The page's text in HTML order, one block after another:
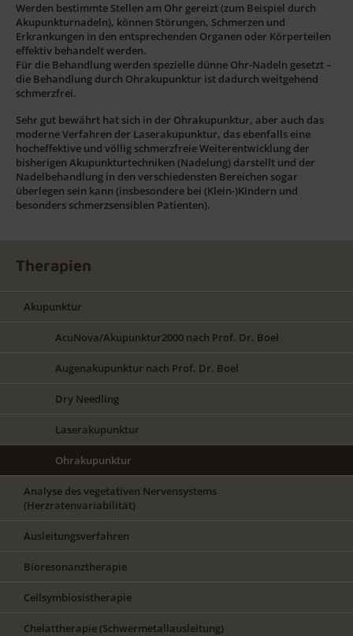
Therapien
Akupunktur
AcuNova/Akupunktur2000 nach Prof. Dr. Boel
Augenakupunktur nach Prof. Dr. Boel
Dry Needling
Laserakupunktur
Ohrakupunktur
Analyse des vegetativen Nervensystems
(Herzratenvariabilität)
Ausleitungsverfahren
Bioresonanztherapie
Cellsymbiosistherapie
Chelattherapie (Schwermetallausleitung)
Werden bestimmte Stellen am Ohr gereizt (zum Beispiel durch
Akupunkturnadeln), können Störungen, Schmerzen und
Erkrankungen in den entsprechenden Organen oder Körperteilen
effektiv behandelt werden.
Für die Behandlung werden spezielle dünne Ohr-Nadeln gesetzt –
die Behandlung durch Ohrakupunktur ist dadurch weitgehend
schmerzfrei.
Sehr gut bewährt hat sich in der Ohrakupunktur, aber auch das
moderne Verfahren der Laserakupunktur, das ebenfalls eine
hocheffektive und völlig schmerzfreie Weiterentwicklung der
bisherigen Akupunkturtechniken (Nadelung) darstellt und der
Nadelbehandlung in den verschiedensten Bereichen sogar
überlegen sein kann (insbesondere bei (Klein-)Kindern und
besonders schmerzsensiblen Patienten).